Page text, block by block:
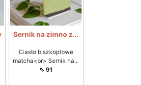
Sernik na zimno z...
Ciasto biszkoptowe
matcha<br> Sernik na...
⇖ 91